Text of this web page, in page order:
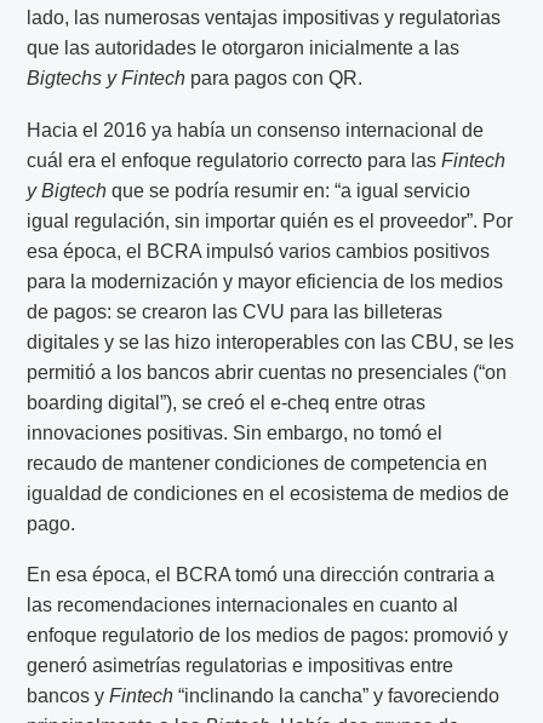
lado, las numerosas ventajas impositivas y regulatorias
que las autoridades le otorgaron inicialmente a las
Bigtechs y Fintech para pagos con QR.
Hacia el 2016 ya había un consenso internacional de
cuál era el enfoque regulatorio correcto para lasFintech
y Bigtechque se podría resumir en: “a igual servicio
igual regulación, sin importar quién es el proveedor”. Por
esa época, el BCRA impulsó varios cambios positivos
para la modernización y mayor eficiencia de los medios
de pagos: se crearon las CVU para las billeteras
digitales y se las hizo interoperables con las CBU, se les
permitió a los bancos abrir cuentas no presenciales (“on
boarding digital”), se creó el e-cheq entre otras
innovaciones positivas. Sin embargo, no tomó el
recaudo de mantener condiciones de competencia en
igualdad de condiciones en el ecosistema de medios de
pago.
En esa época, el BCRA tomó una dirección contraria a
las recomendaciones internacionales en cuanto al
enfoque regulatorio de los medios de pagos: promovió y
generó asimetrías regulatorias e impositivas entre
bancos yFintech “inclinando la cancha” y favoreciendo